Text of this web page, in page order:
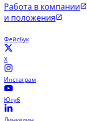
Работа в компании
и положения
Фейсбук
X
Инстаграм
Ютуб